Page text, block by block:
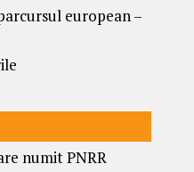
european –
numit PNRR